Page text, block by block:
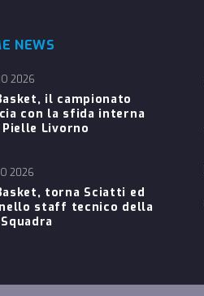
NEWS
il campionato
con la sfida interna
Livorno
2026
torna Sciatti ed
staff tecnico della
2026